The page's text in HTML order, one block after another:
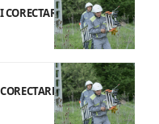
AVARII –
AVARII –